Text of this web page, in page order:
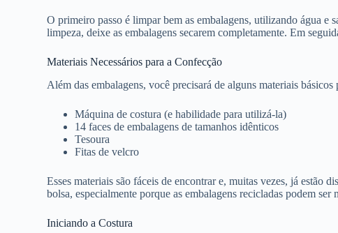
O primeiro passo é limpar bem as embalagens, utilizando água e
limpeza, deixe as embalagens secarem completamente. Em
Materiais Necessários para a Confecção
Além das embalagens, você precisará de alguns materiais
Máquina de costura (e habilidade para utilizá-la)
14 faces de embalagens de tamanhos idênticos
Tesoura
Fitas de velcro
Esses materiais são fáceis de encontrar e, muitas vezes, já estão
bolsa, especialmente porque as embalagens recicladas podem
Iniciando a Costura